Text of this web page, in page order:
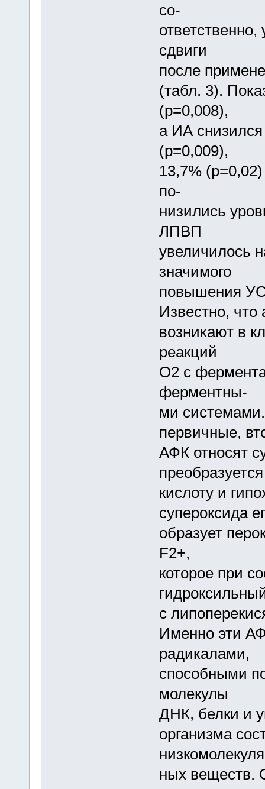
со-
сдвиги
после
(табл. 3).
(p=0,008),
а ИА
(p=0,009),
13,7%
по-
низились
ЛПВП
увеличилось
значимого
повышения
Известно,
возникают в
реакций
О2 с
ферментны-
ми
первичные,
АФК относят
кислоту и
супероксида
образует
F2+,
которое при
с
Именно эти
радикалами,
способными
молекулы
ДНК, белки и
организма
ных веществ.